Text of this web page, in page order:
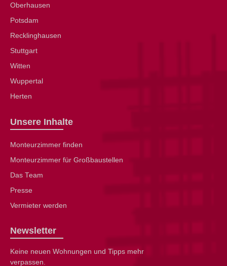
Oberhausen
Potsdam
Recklinghausen
Stuttgart
Witten
Wuppertal
Herten
Unsere Inhalte
Monteurzimmer finden
Monteurzimmer für Großbaustellen
Das Team
Presse
Vermieter werden
Newsletter
Keine neuen Wohnungen und Tipps mehr
verpassen.